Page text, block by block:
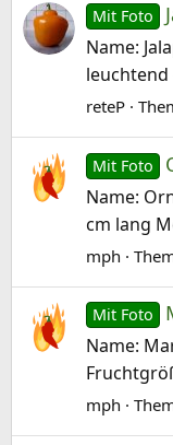
Mit Foto
Name:
reteP
Mit Foto
Name:
cm lang
mph
Mit Foto
Name:
mph